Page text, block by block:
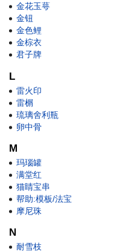
金花玉萼
金钮
金色鲤
金棕衣
君子牌
L
雷火印
雷榍
琉璃舍利瓶
卵中骨
M
玛瑙罐
满堂红
猫睛宝串
帮助:模板/法宝
摩尼珠
N
耐雪枝